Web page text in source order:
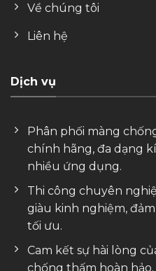
Về chúng tôi
Liên hệ
Dịch vụ
Phân phối màng
chính hãng, đa dạng
nhiều ứng dụng.
Thi công chuyên
giàu kinh nghiệm,
tối ưu.
Cam kết sự hài lòng
chống thấm hoàn hảo.